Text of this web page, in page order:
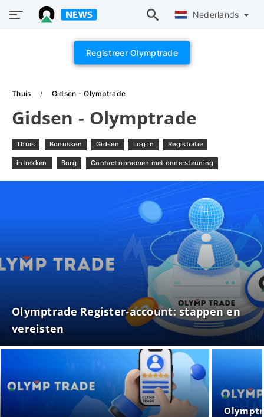
Nederlands
Registreer Olymptrade
Thuis Gidsen - Olymptrade
Gidsen - Olymptrade
Thuis Bonussen Gidsen Log in Registratie
intrekken Borg Contact opnemen met ondersteuning
Olymptrade Register-account: stappen en
vereisten